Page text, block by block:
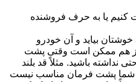
به حرف فروشنده
و آن خودرو
ممکن است وقتی پشت
باشید. مثلاً قد بلند
فرمان مناسب نیست